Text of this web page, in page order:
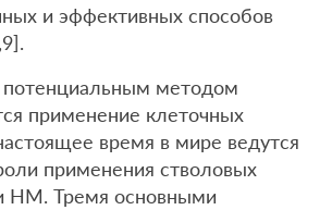
и эффективных способов
потенциальным методом
применение клеточных
время в мире ведутся
применения стволовых
НМ. Тремя основными